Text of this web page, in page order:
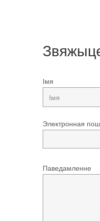
Імя
Электронная
Паведамленне